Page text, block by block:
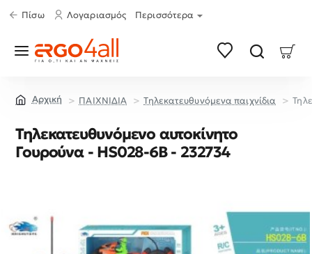
Πίσω Λογαριασμός Περισσότερα
ΠΑΙΧΝΙΔΙΑ Τηλεκατευθυνόμενα παιχνίδια
Τηλεκατευθυνόμενο αυτοκίνητο
Γουρούνα - HS028-6B - 232734